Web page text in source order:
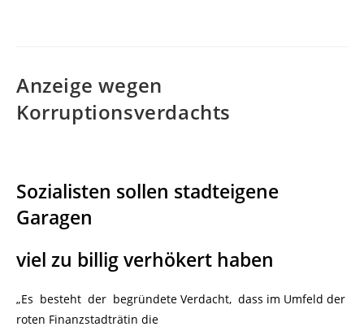
Anzeige wegen
Korruptionsverdachts
Sozialisten sollen stadteigene
Garagen
viel zu billig verhökert haben
„Es besteht der begründete Verdacht, dass im Umfeld der
roten Finanzstadträtin die